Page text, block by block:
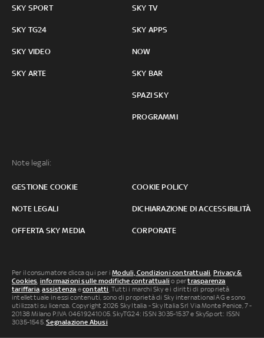
SKY SPORT
SKY TG24
SKY VIDEO
SKY ARTE
SKY TV
SKY APPS
NOW
SKY BAR
SPAZI SKY
PROGRAMMI
Note legali:
GESTIONE COOKIE COOKIE POLICY
NOTE LEGALI DICHIARAZIONE DI ACCESSIBILITÀ
OFFERTA SKY MEDIA CORPORATE
Per il consumatore clicca qui per iModuli, Condizioni contrattuali, Privacy &
Cookies, informazioni sulle modifiche contrattuali o pertrasparenza
tariffaria,assistenza econtatti. Tutti i marchi Sky e i diritti di proprietà
intellettuale in essi contenuti, sono di proprietà di Sky international AG e sono
utilizzati su licenza. Copyright 2026 Sky Italia - Sky Italia Srl Via Monte Penice, 7 -
20138 Milano P.IVA 04619241005. SkyTG24: ISSN 3035-1537 e SkySport: ISSN
3035-1545.Segnalazione Abusi